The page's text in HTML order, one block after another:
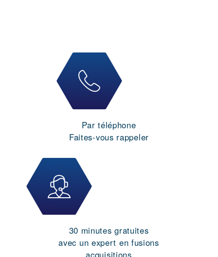
Par téléphone
Faites-vous rappeler
30 minutes gratuites
avec un expert en fusions
acquisitions